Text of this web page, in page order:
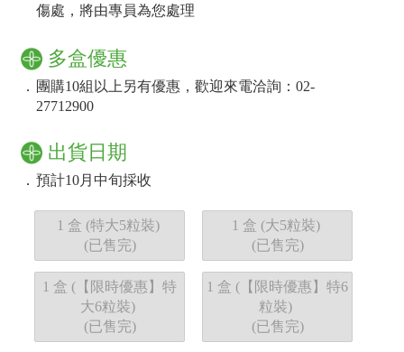
傷處，將由專員為您處理
多盒優惠
． 團購10組以上另有優惠，歡迎來電洽詢：02-
27712900
出貨日期
． 預計10月中旬採收
1 盒 (特大5粒裝)
(已售完)
1 盒 (大5粒裝)
(已售完)
1 盒 (【限時優惠】特
大6粒裝)
(已售完)
1 盒 (【限時優惠】特6
粒裝)
(已售完)